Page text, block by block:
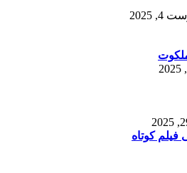
4, 2025